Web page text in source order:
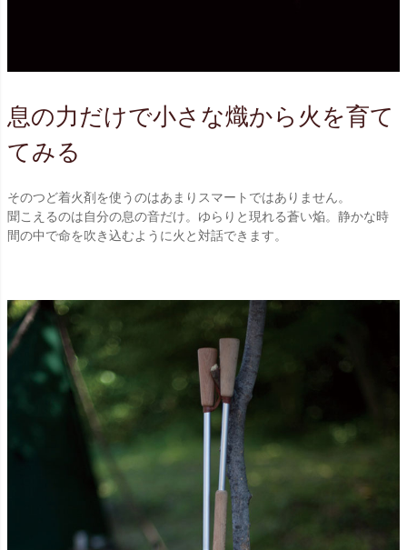
息の力だけで小さな熾から火を育て
てみる
そのつど着火剤を使うのはあまりスマートではありません。
聞こえるのは自分の息の音だけ。ゆらりと現れる蒼い焔。静かな時
間の中で命を吹き込むように火と対話できます。